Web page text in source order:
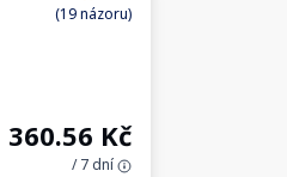
(19 názoru)
360.56 Kč
/ 7 dní